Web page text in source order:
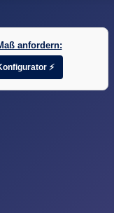
anfordern:
⚡